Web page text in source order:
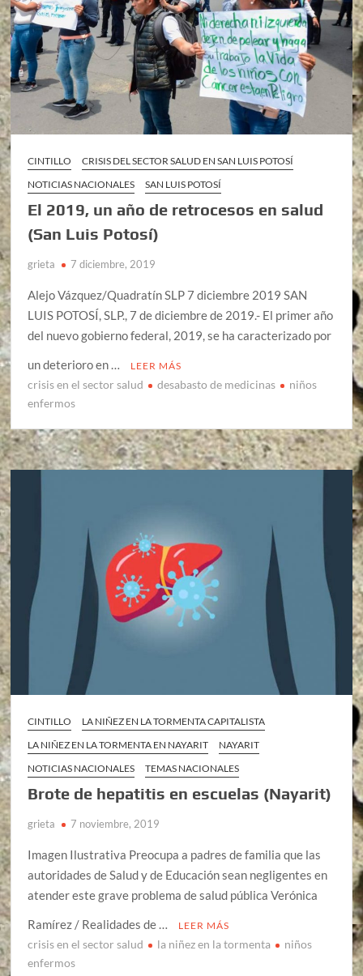
CINTILLO
CRISIS DEL SECTOR SALUD EN SAN LUIS POTOSÍ
NOTICIAS NACIONALES
SAN LUIS POTOSÍ
El 2019, un año de retrocesos en salud
(San Luis Potosí)
grieta 7 diciembre, 2019
Alejo Vázquez/Quadratín SLP 7 diciembre 2019 SAN
LUIS POTOSÍ, SLP., 7 de diciembre de 2019.- El primer año
del nuevo gobierno federal, 2019, se ha caracterizado por
un deterioro en …
LEER MÁS
crisis en el sector salud desabasto de medicinas
niños
enfermos
CINTILLO
LA NIÑEZ EN LA TORMENTA CAPITALISTA
LA NIÑEZ EN LA TORMENTA EN NAYARIT
NAYARIT
NOTICIAS NACIONALES
TEMAS NACIONALES
Brote de hepatitis en escuelas (Nayarit)
grieta 7 noviembre, 2019
Imagen Ilustrativa Preocupa a padres de familia que las
autoridades de Salud y de Educación sean negligentes en
atender este grave problema de salud pública Verónica
Ramírez / Realidades de …
LEER MÁS
crisis en el sector salud la niñez en la tormenta
niños
enfermos